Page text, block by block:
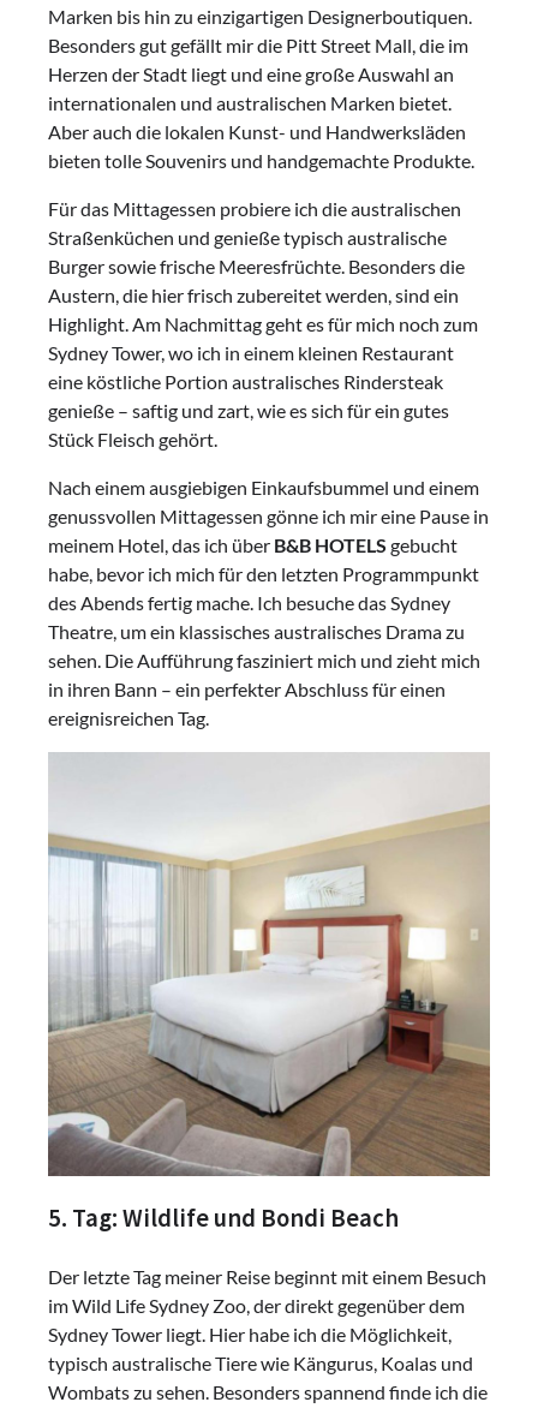
Marken bis hin zu einzigartigen Designerboutiquen.
Besonders gut gefällt mir die Pitt Street Mall, die im
Herzen der Stadt liegt und eine große Auswahl an
internationalen und australischen Marken bietet.
Aber auch die lokalen Kunst- und Handwerksläden
bieten tolle Souvenirs und handgemachte Produkte.
Für das Mittagessen probiere ich die australischen
Straßenküchen und genieße typisch australische
Burger sowie frische Meeresfrüchte. Besonders die
Austern, die hier frisch zubereitet werden, sind ein
Highlight. Am Nachmittag geht es für mich noch zum
Sydney Tower, wo ich in einem kleinen Restaurant
eine köstliche Portion australisches Rindersteak
genieße – saftig und zart, wie es sich für ein gutes
Stück Fleisch gehört.
Nach einem ausgiebigen Einkaufsbummel und einem
genussvollen Mittagessen gönne ich mir eine Pause in
meinem Hotel, das ich über B&B HOTELS gebucht
habe, bevor ich mich für den letzten Programmpunkt
des Abends fertig mache. Ich besuche das Sydney
Theatre, um ein klassisches australisches Drama zu
sehen. Die Aufführung fasziniert mich und zieht mich
in ihren Bann – ein perfekter Abschluss für einen
ereignisreichen Tag.
5. Tag: Wildlife und Bondi Beach
Der letzte Tag meiner Reise beginnt mit einem Besuch
im Wild Life Sydney Zoo, der direkt gegenüber dem
Sydney Tower liegt. Hier habe ich die Möglichkeit,
typisch australische Tiere wie Kängurus, Koalas und
Wombats zu sehen. Besonders spannend finde ich die